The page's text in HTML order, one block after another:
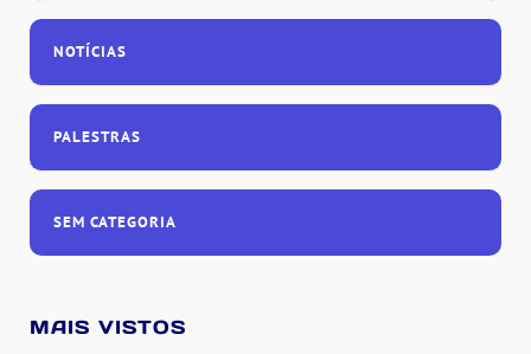
NOTÍCIAS
PALESTRAS
SEM CATEGORIA
MAIS VISTOS